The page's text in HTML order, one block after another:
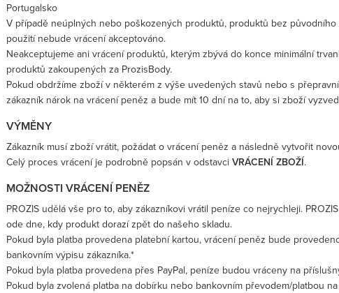
Portugalsko
V případě neúplných nebo poškozených produktů, produktů bez
použití nebude vrácení akceptováno.
Neakceptujeme ani vrácení produktů, kterým zbývá do konce minimální
produktů zakoupených za ProzisBody.
Pokud obdržíme zboží v některém z výše uvedených stavů nebo s
zákazník nárok na vrácení peněz a bude mít 10 dní na to, aby si zboží
VÝMĚNY
Zákazník musí zboží vrátit, požádat o vrácení peněz a následně vytvořit
Celý proces vrácení je podrobně popsán v odstavci VRÁCENÍ ZBOŽÍ.
MOŽNOSTI VRÁCENÍ PENĚZ
PROZIS udělá vše pro to, aby zákazníkovi vrátil peníze co nejrychleji.
ode dne, kdy produkt dorazí zpět do našeho skladu.
Pokud byla platba provedena platební kartou, vrácení peněz bude
bankovním výpisu zákazníka.*
Pokud byla platba provedena přes PayPal, peníze budou vráceny na
Pokud byla zvolená platba na dobírku nebo bankovním převodem/platbou